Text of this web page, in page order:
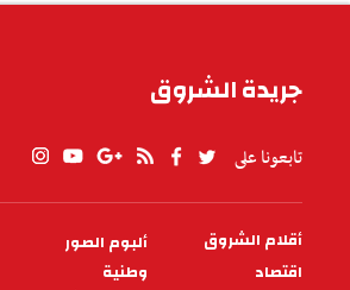
جريدة الشروق
تابعونا على
PIED
DE
أقلام الشروق
ألبوم الصور
اقتصاد
وطنية